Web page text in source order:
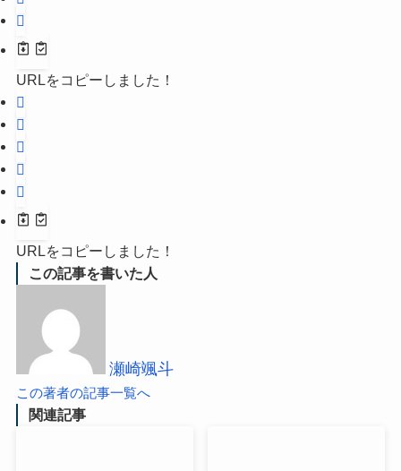
URLをコピーしました！
URLをコピーしました！
この記事を書いた人
瀬崎颯斗
この著者の記事一覧へ
関連記事